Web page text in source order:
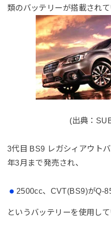
類のバッテリーが搭載されて
(出典：
3代目 BS9 レガシィアウト
年3月まで発売され、
2500cc、CVT(BS9)がQ-
というバッテリーを使用して